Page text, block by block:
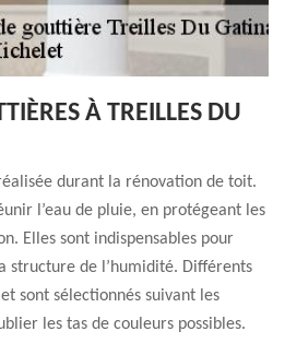
À TREILLES DU
durant la rénovation de toit.
l’eau de pluie, en protégeant les
Elles sont indispensables pour
structure de l’humidité. Différents
sont sélectionnés suivant les
les tas de couleurs possibles.